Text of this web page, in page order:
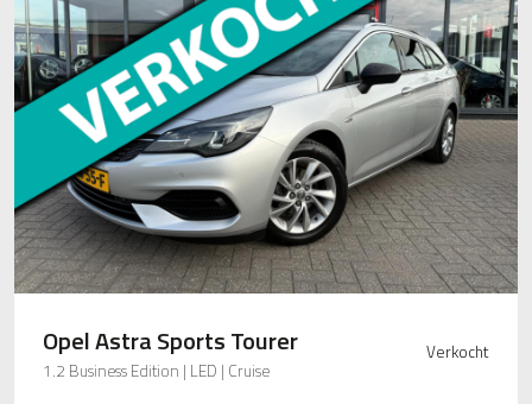
Opel Astra Sports Tourer
1.2 Business Edition | LED | Cruise
Verkocht